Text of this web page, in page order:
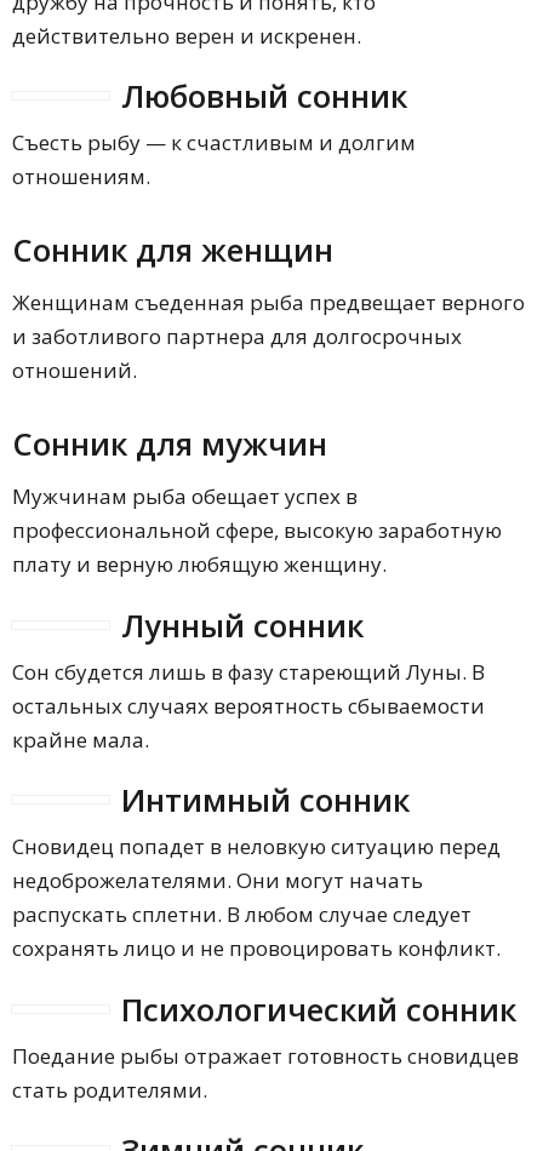
действительно верен и искренен.
Любовный сонник
Съесть рыбу — к счастливым и долгим
отношениям.
Сонник для женщин
Женщинам съеденная рыба предвещает верного
и заботливого партнера для долгосрочных
отношений.
Сонник для мужчин
Мужчинам рыба обещает успех в
профессиональной сфере, высокую заработную
плату и верную любящую женщину.
Лунный сонник
Сон сбудется лишь в фазу стареющий Луны. В
остальных случаях вероятность сбываемости
крайне мала.
Интимный сонник
Сновидец попадет в неловкую ситуацию перед
недоброжелателями. Они могут начать
распускать сплетни. В любом случае следует
сохранять лицо и не провоцировать конфликт.
Психологический сонник
Поедание рыбы отражает готовность сновидцев
стать родителями.